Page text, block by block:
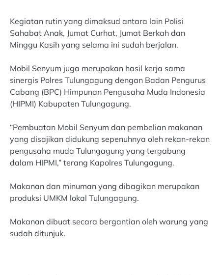
Kegiatan rutin yang dimaksud antara lain Polisi
Sahabat Anak, Jumat Curhat, Jumat Berkah dan
Minggu Kasih yang selama ini sudah berjalan.
Mobil Senyum juga merupakan hasil kerja sama
sinergis Polres Tulungagung dengan Badan Pengurus
Cabang (BPC) Himpunan Pengusaha Muda Indonesia
(HIPMI) Kabupaten Tulungagung.
“Pembuatan Mobil Senyum dan pembelian makanan
yang disajikan didukung sepenuhnya oleh rekan-rekan
pengusaha muda Tulungagung yang tergabung
dalam HIPMI,” terang Kapolres Tulungagung.
Makanan dan minuman yang dibagikan merupakan
produksi UMKM lokal Tulungagung.
Makanan dibuat secara bergantian oleh warung yang
sudah ditunjuk.